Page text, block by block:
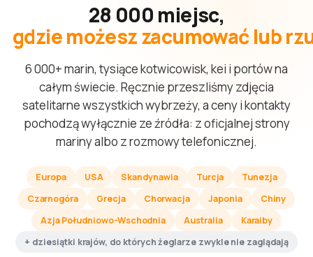
28 000 miejsc,
gdzie możesz zacumować lub
6 000+ marin, tysiące kotwicowisk, kei i portów na
całym świecie. Ręcznie przeszliśmy zdjęcia
satelitarne wszystkich wybrzeży, a ceny i kontakty
pochodzą wyłącznie ze źródła: z oficjalnej strony
mariny albo z rozmowy telefonicznej.
Europa USA Skandynawia Turcja
Tunezja
Czarnogóra
Grecja Chorwacja Japonia
Chiny
Azja Południowo-Wschodnia
Australia
Karaiby
+ dziesiątki krajów, do których żeglarze zwykle nie zaglądają